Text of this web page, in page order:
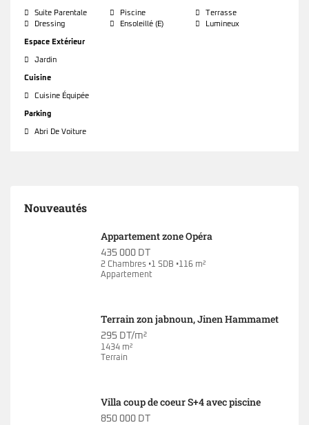
Suite Parentale Piscine
Terrasse
Dressing
Ensoleillé (e) Lumineux
Espace Extérieur
Jardin
Cuisine
Cuisine Équipée
Parking
Abri De Voiture
Nouveautés
Appartement zone Opéra
435 000 DT
2 Chambres •1 SDB •116 m²
Appartement
Terrain zon jabnoun, Jinen Hammamet
295 DT/m²
1434 m²
Terrain
Villa coup de coeur S+4 avec piscine
850 000 DT